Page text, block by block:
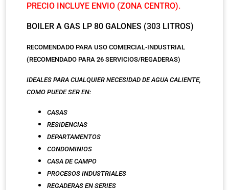
PRECIO INCLUYE ENVIO (ZONA CENTRO).
BOILER A GAS LP 80 GALONES (303 LITROS)
RECOMENDADO PARA USO COMERCIAL-INDUSTRIAL
(RECOMENDADO PARA 26 SERVICIOS/REGADERAS)
IDEALES PARA CUALQUIER NECESIDAD DE AGUA CALIENTE,
COMO PUEDE SER EN:
CASAS
RESIDENCIAS
DEPARTAMENTOS
CONDOMINIOS
CASA DE CAMPO
PROCESOS INDUSTRIALES
REGADERAS EN SERIES